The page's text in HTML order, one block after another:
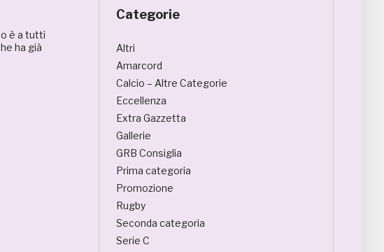
è a tutti
ha già
Categorie
Altri
Amarcord
Calcio – Altre Categorie
Eccellenza
Extra Gazzetta
Gallerie
GRB Consiglia
Prima categoria
Promozione
Rugby
Seconda categoria
Serie C